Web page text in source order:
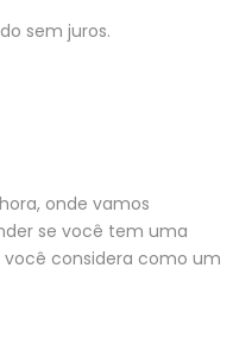
sem juros.
onde vamos
se você tem uma
considera como um